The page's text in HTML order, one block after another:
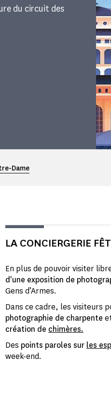
du circuit des
Dame
LA CONCIERGERIE
En plus de pouvoir visiter
d'une exposition de
Gens d’Armes.
Dans ce cadre, les visiteurs
photographie de charpente
création de chimères.
Des points paroles sur les
week-end.